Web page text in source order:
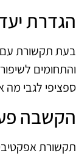
הגדרת
בעת תקשורת עם
והתחומים
ספציפי לגבי מה
הקשבה
תקשורת